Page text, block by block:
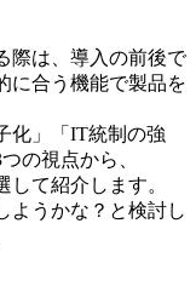
際は、導入の前後で
に合う機能で製品を
化」「IT統制の強
の視点から、
て紹介します。
ようかな？と検討し